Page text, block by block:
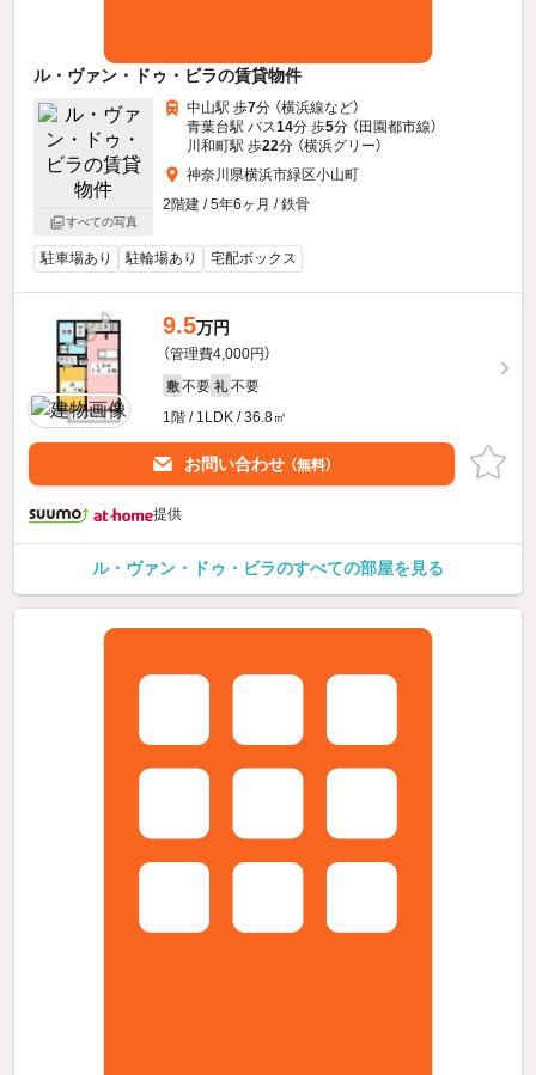
ル・ヴァン・ドゥ・ビラの賃貸物件
すべての写真
中山駅 歩7分 （横浜線など）
青葉台駅 バス14分 歩5分 （田園都市線）
川和町駅 歩22分 （横浜グリー）
神奈川県横浜市緑区小山町
2階建 / 5年6ヶ月 / 鉄骨
駐車場あり 駐輪場あり 宅配ボックス
9.5万円
（管理費4,000円）
敷 不要 礼 不要
1階 / 1LDK / 36.8㎡
お問い合わせ （無料）
提供
ル・ヴァン・ドゥ・ビラのすべての部屋を見る